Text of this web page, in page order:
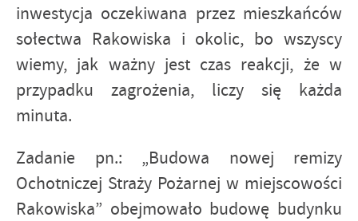
inwestycja oczekiwana przez mieszkańców
sołectwa Rakowiska i okolic, bo wszyscy
wiemy, jak ważny jest czas reakcji, że w
przypadku zagrożenia, liczy się każda
minuta.
Zadanie pn.: „Budowa nowej remizy
Ochotniczej Straży Pożarnej w miejscowości
Rakowiska” obejmowało budowę budynku